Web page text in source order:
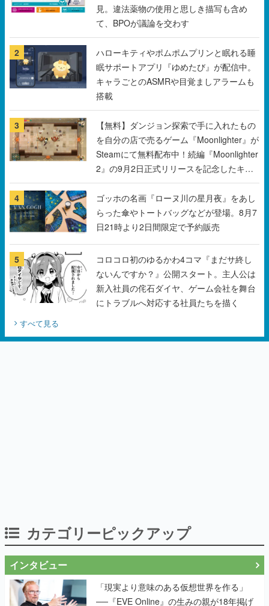
2
ハローキティやポムポムプリンと眠れる睡
眠サポートアプリ『ゆめたび』が配信中。
キャラごとのASMRや目覚ましアラームも
搭載
3
【無料】ダンジョン探索で手に入れたもの
を自分の店で売るゲーム『Moonlighter』が
Steamにて無料配布中！続編『Moonlighter
2』の9月2日正式リリースを記念したキャ
ンペーン
4
ゴッホの名画『ローヌ川の星月夜』をあし
らった傘やトートバッグなどが登場。8月7
日21時より2日間限定で予約販売
5
コロコロ初のゆるかわ4コマ『まだサ終し
ないんですか？』公開スタート。主人公は
新入社員の侘石ダイヤ、ゲーム会社を舞台
にトラブルへ対応する社員たちを描く
すべて見る
「現実より意味のある仮想世界を作る」
──『EVE Online』の生みの親が18年掲げ
く本気だった